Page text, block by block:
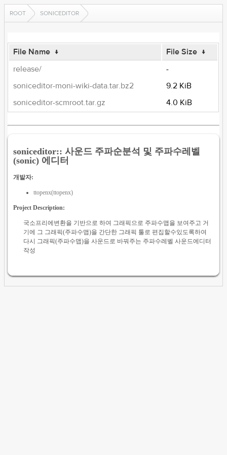
ROOT SONICEDITOR
File Name ↓ File Size ↓
release/
-
soniceditor-moni-wiki-data.tar.bz2
9.2 KiB
soniceditor-scmroot.tar.gz
4.0 KiB
soniceditor:: 사운드 주파순분석 및 주파수레벨
(sonic) 에디터
개발자:
ttopenx(ttopenx)
Project Description:
국소프리에변환을 기반으로 하여 그래픽으로 주파수맵을 보여주고 거
기에 그 그래픽(주파수맵)을 간단한 그래픽 툴로 편집할수있도록하여
다시 그래픽(주파수맵)을 사운드로 바꿔주는 주파수레벨 사운드에디터
작성